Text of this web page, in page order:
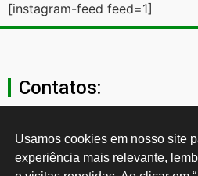
[instagram-feed feed=1]
Contatos:
11 3874-
Usamos cookies em nosso site
experiência mais relevante,